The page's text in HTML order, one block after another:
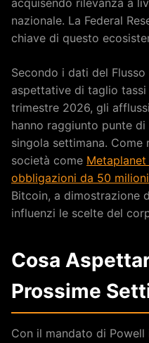
acquisendo rilevanza a
nazionale. La Federal
chiave di questo
Secondo i dati del
aspettative di taglio
trimestre 2026, gli
hanno raggiunto punte di
singola settimana.
società come
obbligazioni da 50
Bitcoin, a dimostrazione
influenzi le scelte del
Cosa
Prossime
Con il mandato di Powell